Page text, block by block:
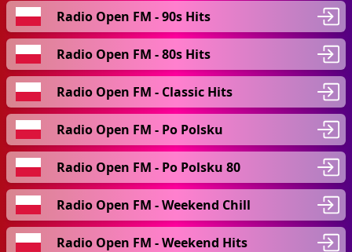
Radio Open FM - 90s Hits
Radio Open FM - 80s Hits
Radio Open FM - Classic Hits
Radio Open FM - Po Polsku
Radio Open FM - Po Polsku 80
Radio Open FM - Weekend Chill
Radio Open FM - Weekend Hits